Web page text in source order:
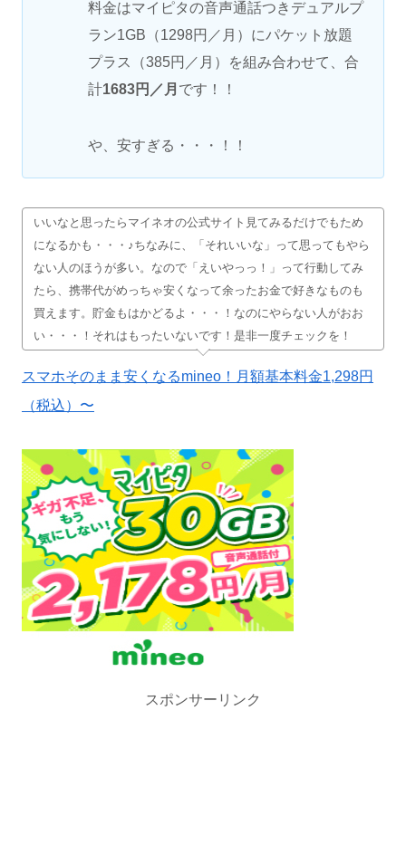
料金はマイピタの音声通話つきデュアルプ
ラン1GB（1298円／月）にパケット放題
プラス（385円／月）を組み合わせて、合
計1683円／月 です！！
や、安すぎる・・・！！
いいなと思ったらマイネオの公式サイト見てみるだけでもため
になるかも・・・♪ちなみに、「それいいな」って思ってもやら
ない人のほうが多い。なので「えいやっっ！」って行動してみ
たら、携帯代がめっちゃ安くなって余ったお金で好きなものも
買えます。貯金もはかどるよ・・・！なのにやらない人がおお
い・・・！それはもったいないです！是非一度チェックを！
スマホそのまま安くなるmineo！月額基本料金1,298円
（税込）〜
スポンサーリンク